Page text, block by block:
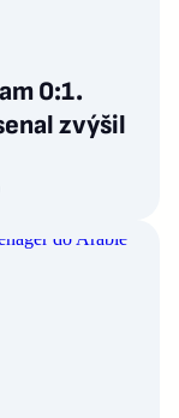
0:1.
zvýšil